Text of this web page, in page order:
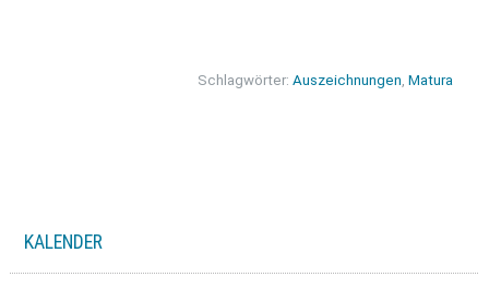
Schlagwörter:Auszeichnungen,Matura
KALENDER